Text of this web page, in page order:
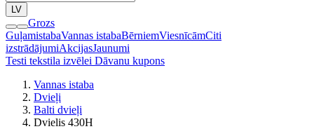
LV
Grozs
GuļamistabaVannas istabaBērniemViesnīcāmCiti
izstrādājumiAkcijasJaunumi
Testi tekstila izvēlei Dāvanu kupons
Vannas istaba
Dvieļi
Balti dvieļi
Dvielis 430H